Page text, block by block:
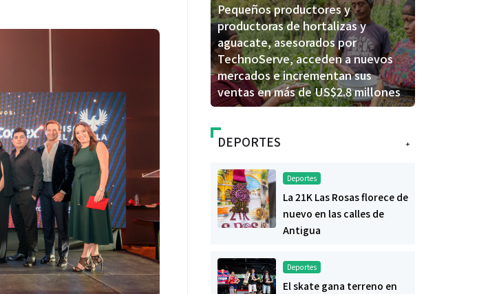
Pequeños productores y
productoras de hortalizas y
aguacate, asesorados por
TechnoServe, acceden a nuevos
mercados e incrementan sus
ventas en más de US$2.8 millones
+
DEPORTES
Deportes
La 21K Las Rosas florece de
nuevo en las calles de
Antigua
Deportes
El skate gana terreno en